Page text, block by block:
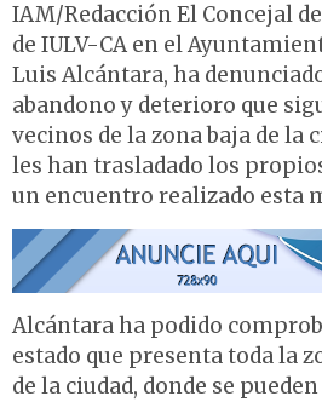
IAM/Redacción El Concejal
de IULV-CA en el
Luis Alcántara, ha
abandono y deterioro que
vecinos de la zona baja de la
les han trasladado los
un encuentro realizado esta
Alcántara ha podido
estado que presenta toda la
de la ciudad, donde se